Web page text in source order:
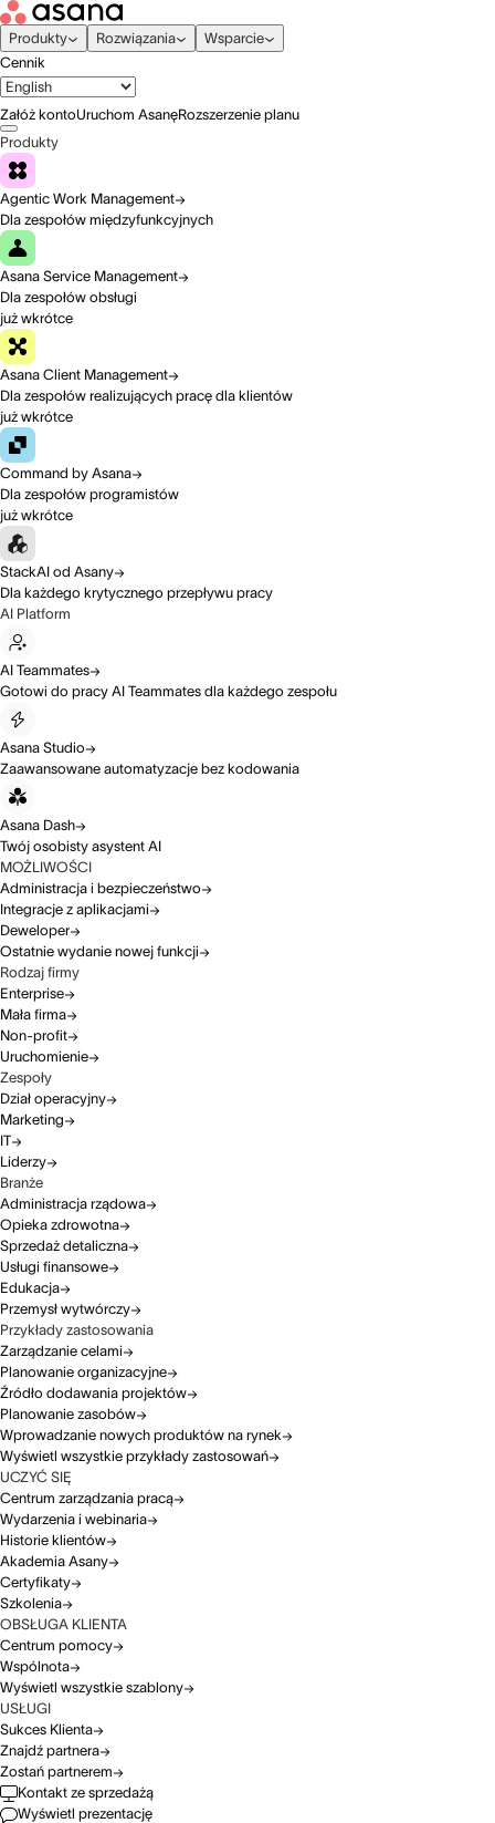
Produkty Rozwiązania
Wsparcie
Cennik
Załóż kontoUruchom AsanęRozszerzenie planu
Produkty
Agentic Work Management
Dla zespołów międzyfunkcyjnych
Asana Service Management
Dla zespołów obsługi
już wkrótce
Asana Client Management
Dla zespołów realizujących pracę dla klientów
już wkrótce
Command by Asana
Dla zespołów programistów
już wkrótce
StackAI od Asany
Dla każdego krytycznego przepływu pracy
AI Platform
AI Teammates
Gotowi do pracy AI Teammates dla każdego zespołu
Asana Studio
Zaawansowane automatyzacje bez kodowania
Asana Dash
Twój osobisty asystent AI
MOŻLIWOŚCI
Administracja i bezpieczeństwo
Integracje z aplikacjami
Deweloper
Ostatnie wydanie nowej funkcji
Rodzaj firmy
Enterprise
Mała firma
Non-profit
Uruchomienie
Zespoły
Dział operacyjny
Marketing
IT
Liderzy
Branże
Administracja rządowa
Opieka zdrowotna
Sprzedaż detaliczna
Usługi finansowe
Edukacja
Przemysł wytwórczy
Przykłady zastosowania
Zarządzanie celami
Planowanie organizacyjne
Źródło dodawania projektów
Planowanie zasobów
Wprowadzanie nowych produktów na rynek
Wyświetl wszystkie przykłady zastosowań
UCZYĆ SIĘ
Centrum zarządzania pracą
Wydarzenia i webinaria
Historie klientów
Akademia Asany
Certyfikaty
Szkolenia
OBSŁUGA KLIENTA
Centrum pomocy
Wspólnota
Wyświetl wszystkie szablony
USŁUGI
Sukces Klienta
Znajdź partnera
Zostań partnerem
Kontakt ze sprzedażą
Wyświetl prezentację